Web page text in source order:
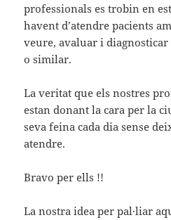
professionals es trobin en
havent d’atendre pacients
veure, avaluar i
o similar.
La veritat que els nostres
estan donant la cara per la
seva feina cada dia sense
atendre.
Bravo per ells !!
La nostra idea per pal·liar